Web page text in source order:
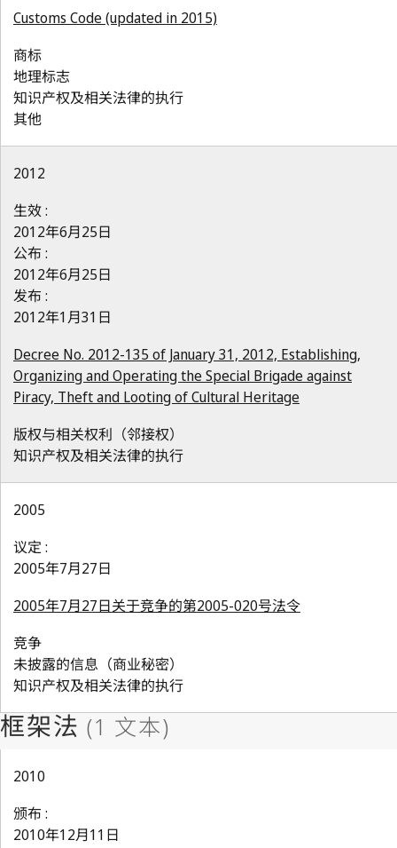
Customs Code (updated in 2015)
商标
地理标志
知识产权及相关法律的执行
其他
2012
生效 :
2012年6月25日
公布 :
2012年6月25日
发布 :
2012年1月31日
Decree No. 2012-135 of January 31, 2012, Establishing,
Organizing and Operating the Special Brigade against
Piracy, Theft and Looting of Cultural Heritage
版权与相关权利（邻接权）
知识产权及相关法律的执行
2005
议定 :
2005年7月27日
2005年7月27日关于竞争的第2005-020号法令
竞争
未披露的信息（商业秘密）
知识产权及相关法律的执行
2010
颁布 :
2010年12月11日